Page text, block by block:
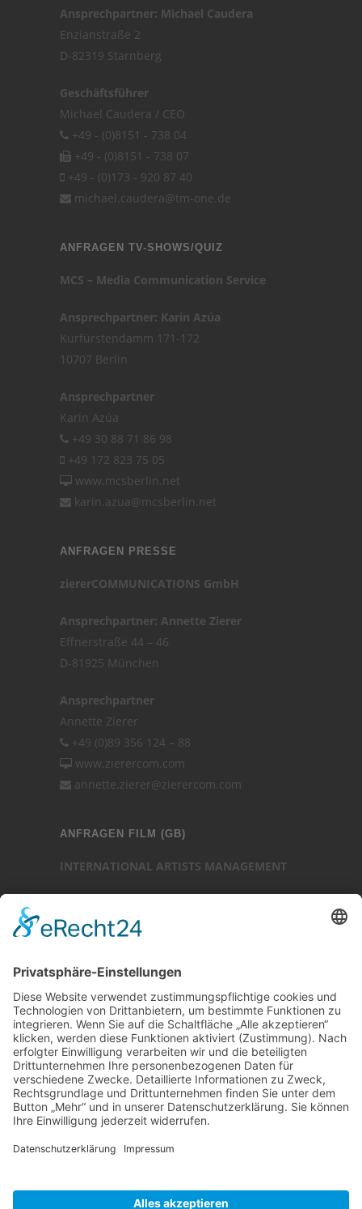
Ansprechpartner: Michael Caudera
Enzianstraße 2
D-82319 Starnberg
Geschäftsführer
Michael Caudera / CEO
+49 - (0)8151 - 738 04
+49 - (0)8151 - 738 07
+49 - (0)173 - 920 87 40
michael.caudera@tm-one.de
ANFRAGEN TV-SHOWS/QUIZ
MCS – Media Communication Service
Ansprechpartner: Karin Azúa
Kurfürstendamm 171-172
10707 Berlin
Ansprechpartner
Karin Azúa
+49 30 88 71 86 98
+49 172 823 75 05
www.mcsberlin.net
karin.azua@mcsberlin.net
ANFRAGEN PRESSE
ziererCOMMUNICATIONS GmbH
Ansprechpartner: Annette Zierer
Effnerstraße 44 – 46
D-81925 München
Ansprechpartner
Annette Zierer
+49 (0)89 356 124 – 88
www.zierercom.com
annette.zierer@zierercom.com
ANFRAGEN FILM (GB)
INTERNATIONAL ARTISTS MANAGEMENT
25-27 Heath Street
London NW3 6TR (GB)
Ansprechpartner
Luc Chaudhary
+44 (0)20 7794 3705
www.internationalartistsmanagement.co.uk
internationalartistsmanagement.co.uk
© 2018 RALF MOELLER · byBREITENGRAT .